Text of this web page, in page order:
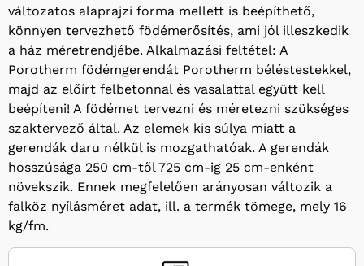
változatos alaprajzi forma mellett is beépíthető,
könnyen tervezhető födémerősítés, ami jól illeszkedik
a ház méretrendjébe. Alkalmazási feltétel: A
Porotherm födémgerendát Porotherm béléstestekkel,
majd az előírt felbetonnal és vasalattal együtt kell
beépíteni! A födémet tervezni és méretezni szükséges
szaktervező által. Az elemek kis súlya miatt a
gerendák daru nélkül is mozgathatóak. A gerendák
hosszúsága 250 cm-től 725 cm-ig 25 cm-enként
növekszik. Ennek megfelelően arányosan változik a
falköz nyílásméret adat, ill. a termék tömege, mely 16
kg/fm.